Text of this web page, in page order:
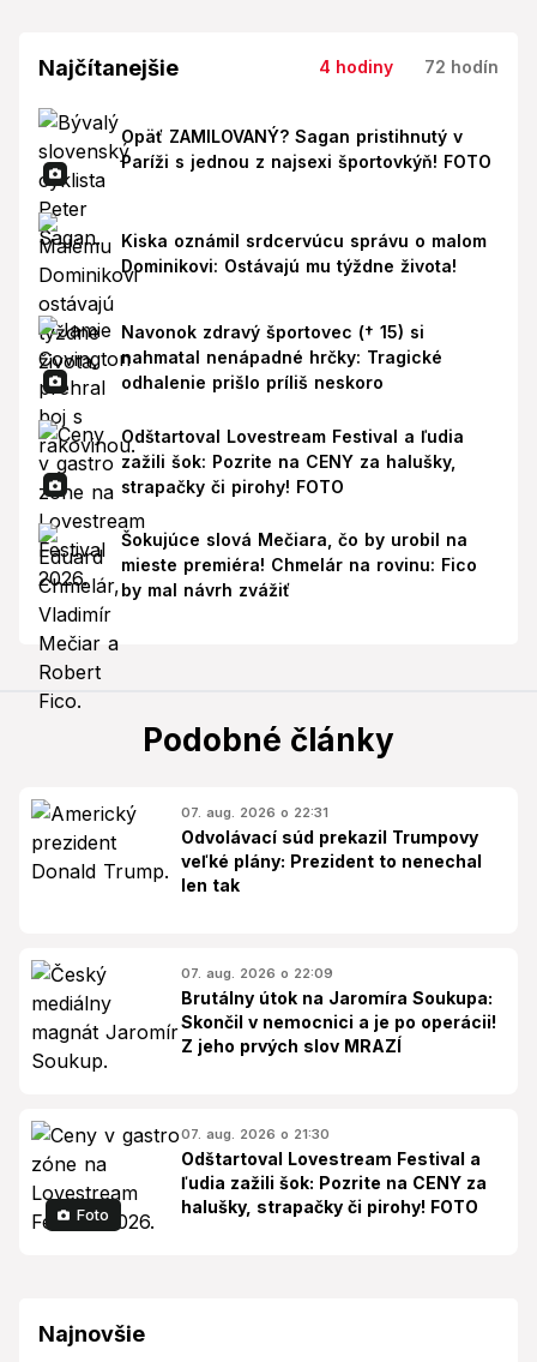
Najčítanejšie 4 hodiny 72 hodín
Opäť ZAMILOVANÝ? Sagan pristihnutý v
Paríži s jednou z najsexi športovkýň! FOTO
Kiska oznámil srdcervúcu správu o malom
Dominikovi: Ostávajú mu týždne života!
Navonok zdravý športovec († 15) si
nahmatal nenápadné hrčky: Tragické
odhalenie prišlo príliš neskoro
Odštartoval Lovestream Festival a ľudia
zažili šok: Pozrite na CENY za halušky,
strapačky či pirohy! FOTO
Šokujúce slová Mečiara, čo by urobil na
mieste premiéra! Chmelár na rovinu: Fico
by mal návrh zvážiť
Podobné články
07. aug. 2026 o 22:31
Odvolávací súd prekazil Trumpovy
veľké plány: Prezident to nenechal
len tak
07. aug. 2026 o 22:09
Brutálny útok na Jaromíra Soukupa:
Skončil v nemocnici a je po operácii!
Z jeho prvých slov MRAZÍ
Foto
07. aug. 2026 o 21:30
Odštartoval Lovestream Festival a
ľudia zažili šok: Pozrite na CENY za
halušky, strapačky či pirohy! FOTO
Najnovšie